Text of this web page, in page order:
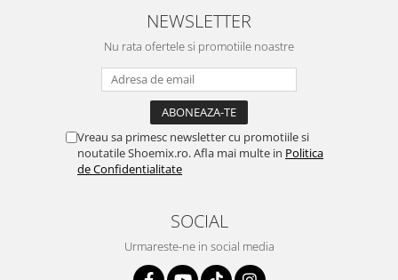
NEWSLETTER
Nu rata ofertele si promotiile noastre
Vreau sa primesc newsletter cu promotiile si
noutatile Shoemix.ro. Afla mai multe in Politica
de Confidentialitate
SOCIAL
Urmareste-ne in social media